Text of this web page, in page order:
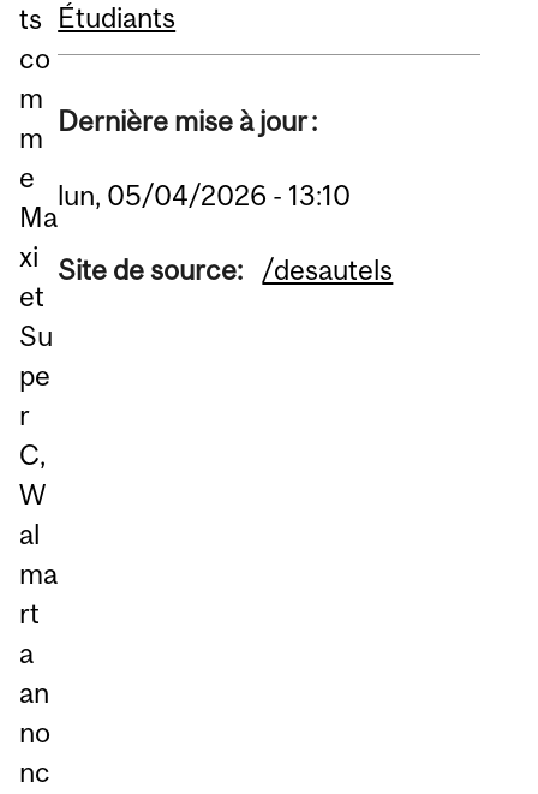
ts
co
m
m
e
Ma
xi
et
Su
pe
r
C,
W
al
ma
rt
a
an
no
nc
Étudiants
Dernière mise à jour :
lun, 05/04/2026 - 13:10
Site de source: /desautels